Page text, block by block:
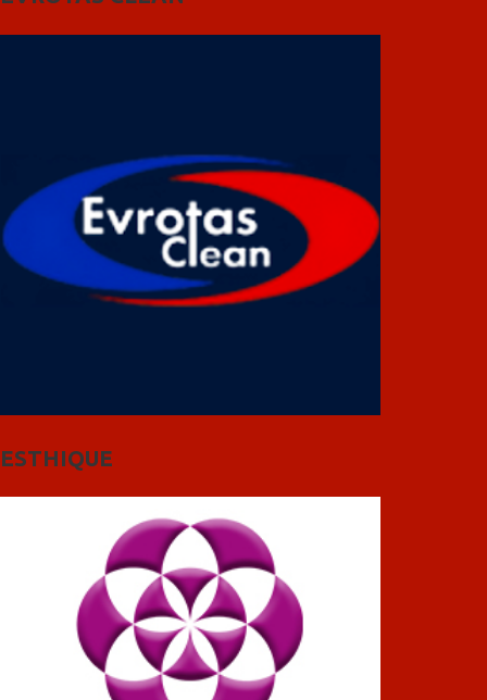
ESTHIQUE